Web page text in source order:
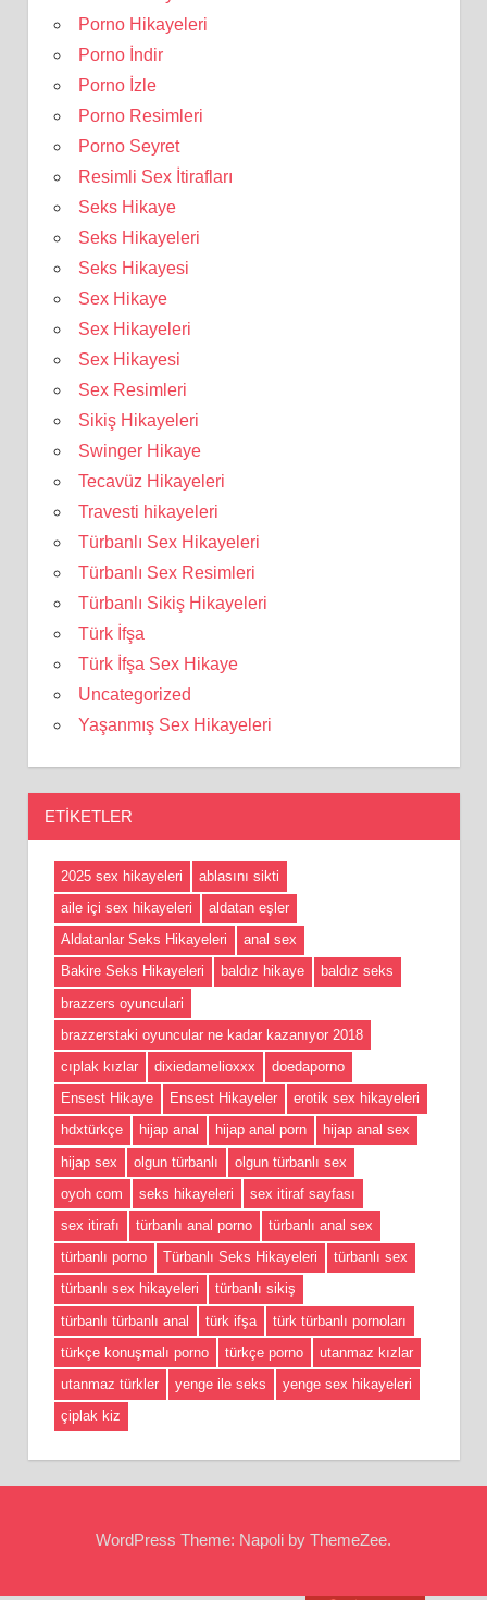
Porno Hikayeleri
Porno İndir
Porno İzle
Porno Resimleri
Porno Seyret
Resimli Sex İtirafları
Seks Hikaye
Seks Hikayeleri
Seks Hikayesi
Sex Hikaye
Sex Hikayeleri
Sex Hikayesi
Sex Resimleri
Sikiş Hikayeleri
Swinger Hikaye
Tecavüz Hikayeleri
Travesti hikayeleri
Türbanlı Sex Hikayeleri
Türbanlı Sex Resimleri
Türbanlı Sikiş Hikayeleri
Türk İfşa
Türk İfşa Sex Hikaye
Uncategorized
Yaşanmış Sex Hikayeleri
ETIKETLER
2025 sex hikayeleri
ablasını sikti
aile içi sex hikayeleri
aldatan eşler
Aldatanlar Seks Hikayeleri
anal sex
Bakire Seks Hikayeleri
baldız hikaye
baldız seks
brazzers oyunculari
brazzerstaki oyuncular ne kadar kazanıyor 2018
cıplak kızlar
dixiedamelioxxx
doedaporno
Ensest Hikaye
Ensest Hikayeler
erotik sex hikayeleri
hdxtürkçe
hijap anal hijap anal porn
hijap anal sex
hijap sex
olgun türbanlı
olgun türbanlı sex
oyoh com
seks hikayeleri
sex itiraf sayfası
sex itirafı
türbanlı anal porno
türbanlı anal sex
türbanlı porno
Türbanlı Seks Hikayeleri
türbanlı sex
türbanlı sex hikayeleri
türbanlı sikiş
türbanlı türbanlı anal
türk ifşa
türk türbanlı pornoları
türkçe konuşmalı porno
türkçe porno
utanmaz kızlar
utanmaz türkler
yenge ile seks
yenge sex hikayeleri
çiplak kiz
WordPress Theme: Napoli by ThemeZee.